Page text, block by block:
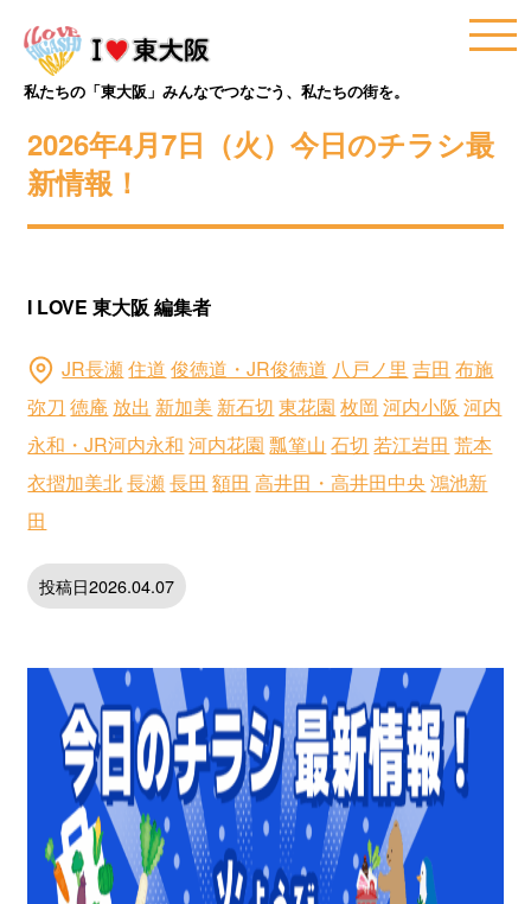
私たちの「東大阪」みんなでつなごう、私たちの街を。
2026年4月7日（火）今日のチラシ最
新情報！
I LOVE 東大阪 編集者
JR長瀬住道 俊徳道・JR俊徳道 八戸ノ里 吉田 布施
弥刀 徳庵 放出 新加美 新石切 東花園 枚岡 河内小阪 河内
永和・JR河内永和 河内花園 瓢箪山 石切 若江岩田 荒本
衣摺加美北長瀬長田 額田 高井田・高井田中央 鴻池新
田
投稿日2026.04.07